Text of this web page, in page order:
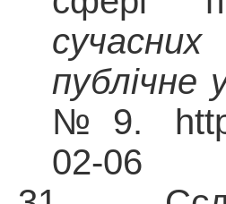
публічне
№ 9.
02-06